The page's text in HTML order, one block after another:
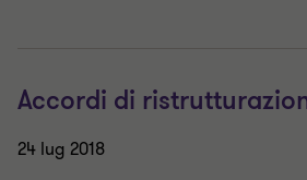
Accordi di
24 lug 2018